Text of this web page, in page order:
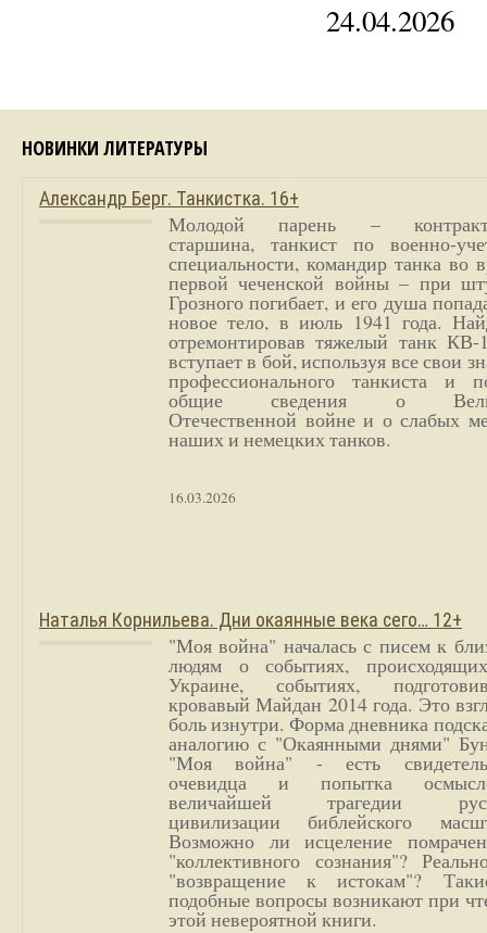
24.04.2026
НОВИНКИ ЛИТЕРАТУРЫ
Александр Берг. Танкистка. 16+
Молодой парень –
старшина, танкист по военно-
специальности, командир танка во
первой чеченской войны – при
Грозного погибает, и его душа
новое тело, в июль 1941 года.
отремонтировав тяжелый танк
вступает в бой, используя все свои
профессионального танкиста и
общие сведения о
Отечественной войне и о слабых
наших и немецких танков.
16.03.2026
Наталья Корнильева. Дни окаянные века сего… 12+
"Моя война" началась с писем к
людям о событиях,
Украине, событиях,
кровавый Майдан 2014 года. Это
боль изнутри. Форма дневника
аналогию с "Окаянными днями"
"Моя война" - есть
очевидца и попытка
величайшей трагедии
цивилизации библейского
Возможно ли исцеление
"коллективного сознания"?
"возвращение к истокам"?
подобные вопросы возникают при
этой невероятной книги.